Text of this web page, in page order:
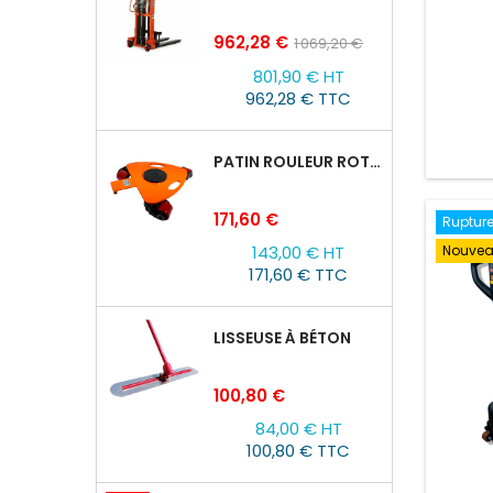
Prix
962,28 € Prix
base
1 069,20 €
801,90 € HT
962,28 € TTC
PATIN ROULEUR ROTATIVE WCRP-5, CAPACITÉ DE CHARGE 4T
Prix
171,60 €
143,00 € HT
171,60 € TTC
LISSEUSE À BÉTON
Prix
100,80 €
84,00 € HT
100,80 € TTC